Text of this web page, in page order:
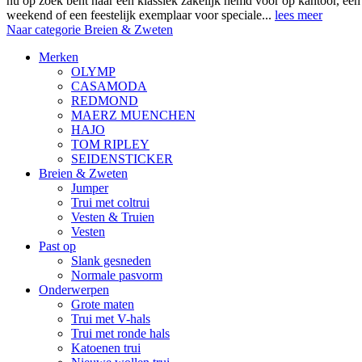
weekend of een feestelijk exemplaar voor speciale... lees meer
Naar categorie Breien & Zweten
Merken
OLYMP
CASAMODA
REDMOND
MAERZ MUENCHEN
HAJO
TOM RIPLEY
SEIDENSTICKER
Breien & Zweten
Jumper
Trui met coltrui
Vesten & Truien
Vesten
Past op
Slank gesneden
Normale pasvorm
Onderwerpen
Grote maten
Trui met V-hals
Trui met ronde hals
Katoenen trui